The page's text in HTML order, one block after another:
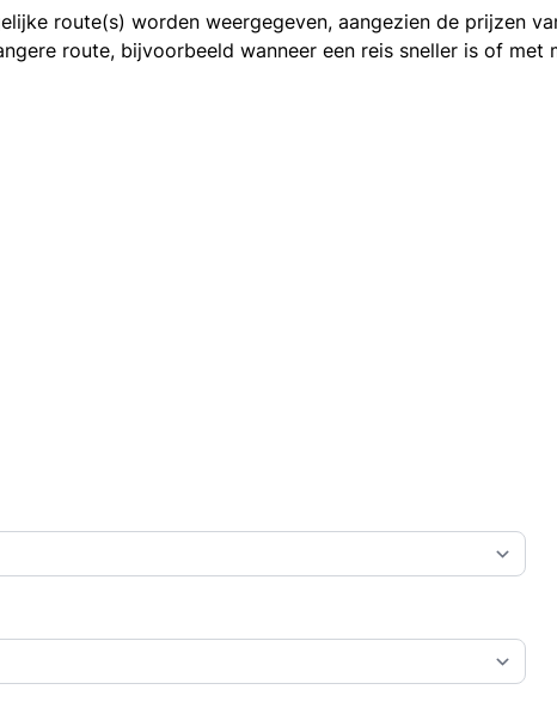
route(s) worden weergegeven, aangezien de prijzen
route, bijvoorbeeld wanneer een reis sneller is of